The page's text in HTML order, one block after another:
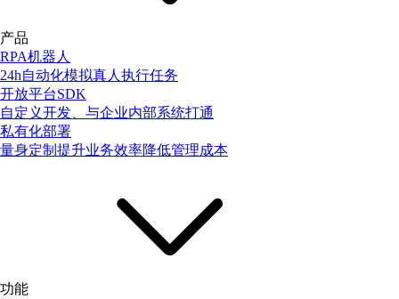
产品
RPA机器人
24h自动化模拟真人执行任务
开放平台SDK
自定义开发、与企业内部系统打通
私有化部署
量身定制提升业务效率降低管理成本
功能